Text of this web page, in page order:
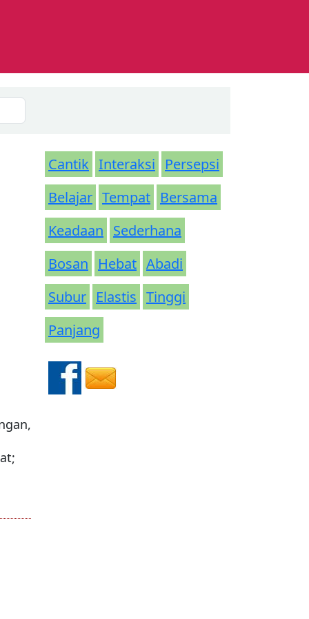
Cantik Interaksi
Persepsi
Belajar Tempat Bersama
Keadaan Sederhana
Bosan
Hebat Abadi
Subur Elastis Tinggi
Panjang